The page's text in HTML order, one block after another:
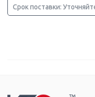
Срок поставки: